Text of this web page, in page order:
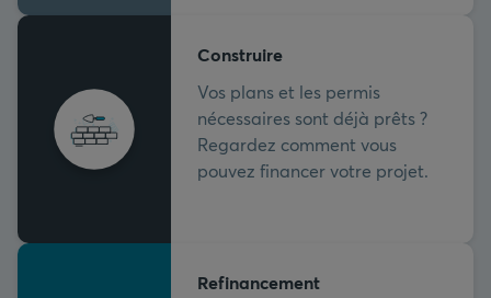
Construire
Vos plans et les permis
nécessaires sont déjà prêts ?
Regardez comment vous
pouvez financer votre projet.
Refinancement